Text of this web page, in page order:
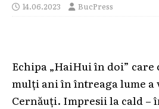
14.06.2023 BucPress
Echipa „HaiHui în doi” care
mulți ani în întreaga lume a
Cernăuți. Impresii la cald –